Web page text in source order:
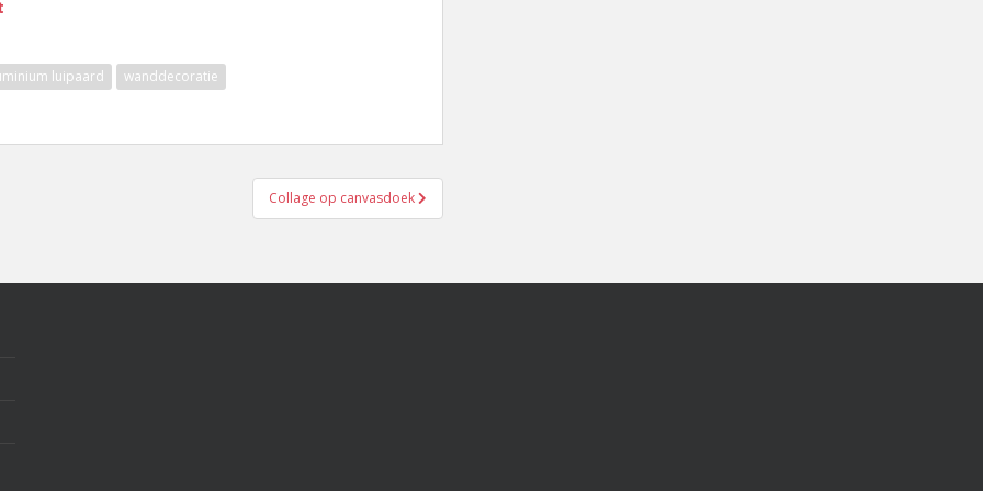
luipaard wanddecoratie
Collage op canvasdoek